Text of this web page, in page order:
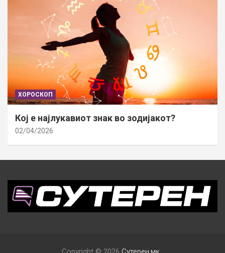
ХОРОСКОП
Кој е најлукавиот знак во зодијакот?
02/04/2026